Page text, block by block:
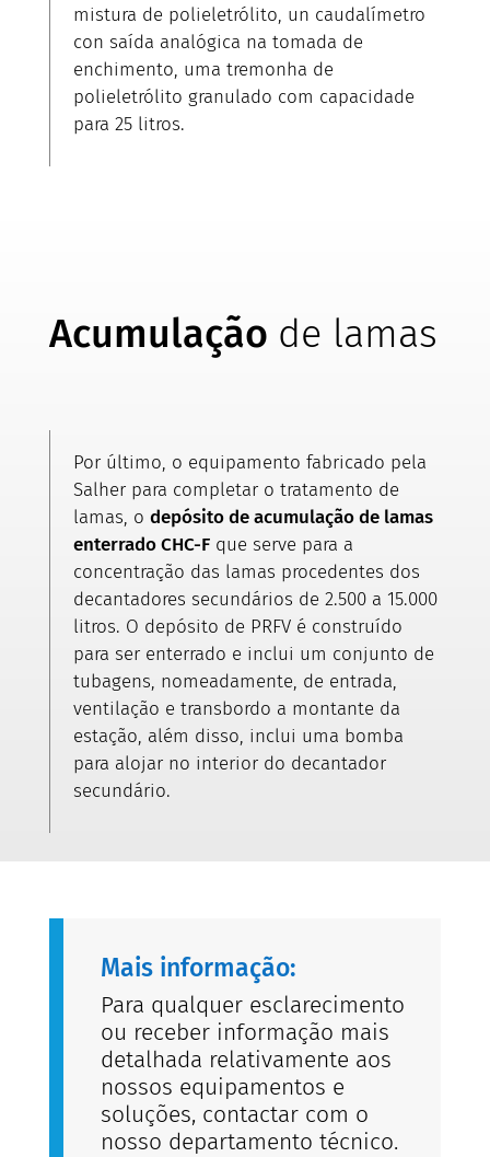
mistura de polieletrólito, un caudalímetro
con saída analógica na tomada de
enchimento, uma tremonha de
polieletrólito granulado com capacidade
para 25 litros.
Acumulação de lamas
Por último, o equipamento fabricado pela
Salher para completar o tratamento de
lamas, o depósito de acumulação de lamas
enterrado CHC-Fque serve para a
concentração das lamas procedentes dos
decantadores secundários de 2.500 a 15.000
litros. O depósito de PRFV é construído
para ser enterrado e inclui um conjunto de
tubagens, nomeadamente, de entrada,
ventilação e transbordo a montante da
estação, além disso, inclui uma bomba
para alojar no interior do decantador
secundário.
Mais informação:
Para qualquer esclarecimento
ou receber informação mais
detalhada relativamente aos
nossos equipamentos e
soluções, contactar com o
nosso departamento técnico.